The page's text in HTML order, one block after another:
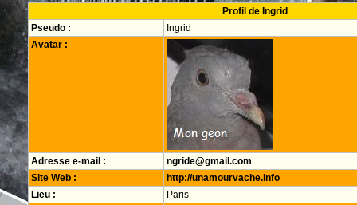
Profil de Ingrid
Pseudo :
Ingrid
Avatar :
Adresse e-mail :
ngride@gmail.com
Site Web :
http://unamourvache.info
Lieu :
Paris